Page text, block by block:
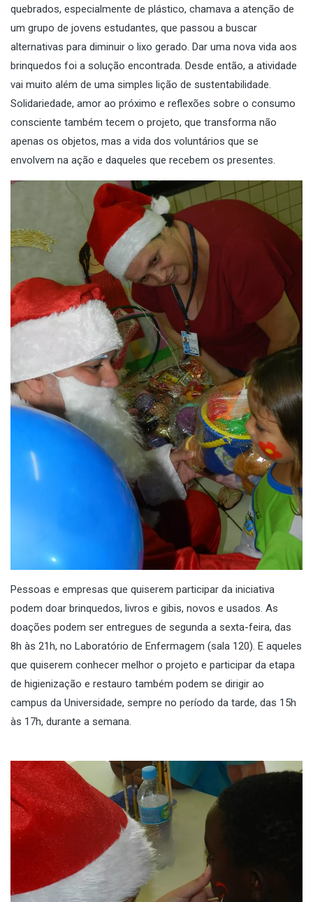
quebrados, especialmente de plástico, chamava a atenção de
um grupo de jovens estudantes, que passou a buscar
alternativas para diminuir o lixo gerado. Dar uma nova vida aos
brinquedos foi a solução encontrada. Desde então, a atividade
vai muito além de uma simples lição de sustentabilidade.
Solidariedade, amor ao próximo e reflexões sobre o consumo
consciente também tecem o projeto, que transforma não
apenas os objetos, mas a vida dos voluntários que se
envolvem na ação e daqueles que recebem os presentes.
Pessoas e empresas que quiserem participar da iniciativa
podem doar brinquedos, livros e gibis, novos e usados. As
doações podem ser entregues de segunda a sexta-feira, das
8h às 21h, no Laboratório de Enfermagem (sala 120). E aqueles
que quiserem conhecer melhor o projeto e participar da etapa
de higienização e restauro também podem se dirigir ao
campus da Universidade, sempre no período da tarde, das 15h
às 17h, durante a semana.